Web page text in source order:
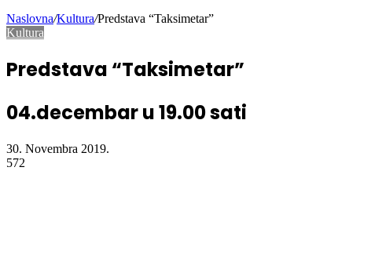
Naslovna/Kultura/Predstava “Taksimetar”
Kultura
Predstava “Taksimetar”
04.decembar u 19.00 sati
30. Novembra 2019.
572